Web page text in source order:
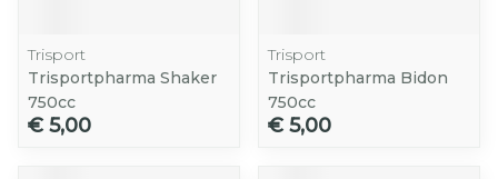
Trisport
Trisportpharma Shaker
750cc
€ 5,00
Trisport
Trisportpharma Bidon
750cc
€ 5,00